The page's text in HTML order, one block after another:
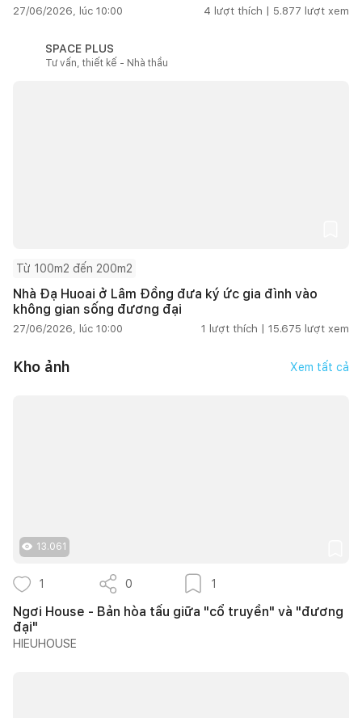
27/06/2026, lúc 10:00 4 lượt thích | 5.877 lượt xem
SPACE PLUS
Tư vấn, thiết kế - Nhà thầu
Từ 100m2 đến 200m2
Nhà Đạ Huoai ở Lâm Đồng đưa ký ức gia đình vào
không gian sống đương đại
27/06/2026, lúc 10:00 1 lượt thích | 15.675 lượt xem
Kho ảnh Xem tất cả
13.061
1 0 1
Ngơi House - Bản hòa tấu giữa "cổ truyền" và "đương
đại"
HIEUHOUSE